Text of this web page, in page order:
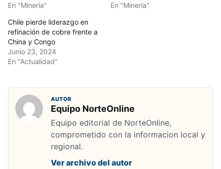
En "Minería"
En "Minería"
Chile pierde liderazgo en
refinación de cobre frente a
China y Congo
Junio 23, 2024
En "Actualidad"
AUTOR
Equipo NorteOnline
Equipo editorial de NorteOnline,
comprometido con la informacion local y
regional.
Ver archivo del autor